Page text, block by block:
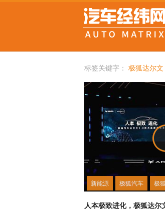
标签关键字： 极狐达尔文
新能源 极狐汽车 极